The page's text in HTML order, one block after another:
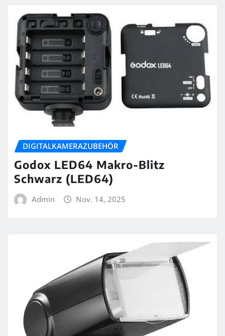
DIGITALKAMERAZUBEHÖR
Godox LED64 Makro-Blitz
Schwarz (LED64)
Admin Nov. 14, 2025